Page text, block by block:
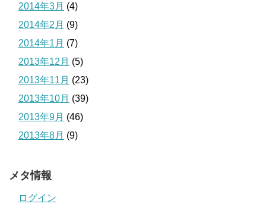
2014年3月 (4)
2014年2月 (9)
2014年1月 (7)
2013年12月 (5)
2013年11月 (23)
2013年10月 (39)
2013年9月 (46)
2013年8月 (9)
メタ情報
ログイン